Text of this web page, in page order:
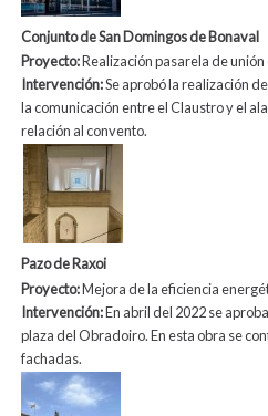
Conjunto de San Domingos de Bonaval
Proyecto:Realización pasarela de
Intervención:Se aprobó la realización
la comunicación entre el Claustro y el
relación al convento.
Pazo de Raxoi
Proyecto:Mejora de la eficiencia
Intervención:En abril del 2022 se
plaza del Obradoiro. En esta obra se
fachadas.